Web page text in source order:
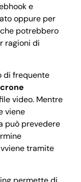
e
oppure per
potrebbero
ragioni di
di frequente
video. Mentre
viene
può prevedere
tramite